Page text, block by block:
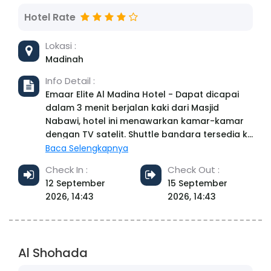
Hotel Rate
Lokasi :
Madinah
Info Detail :
Emaar Elite Al Madina Hotel - Dapat dicapai
dalam 3 menit berjalan kaki dari Masjid
Nabawi, hotel ini menawarkan kamar-kamar
dengan TV satelit. Shuttle bandara tersedia ke
Bandara Internasional Pangeran Mohammad
minibar. Semua kamar juga menawarkan
penghangat ruangan dan kamar mandi
pribadi dengan amenitas mandi. Berbagai
shuttle bandara, yang berkendara ke
Baca Selengkapnya
Check In :
12 September
2026, 14:43
Check Out :
15 September
2026, 14:43
Al Shohada